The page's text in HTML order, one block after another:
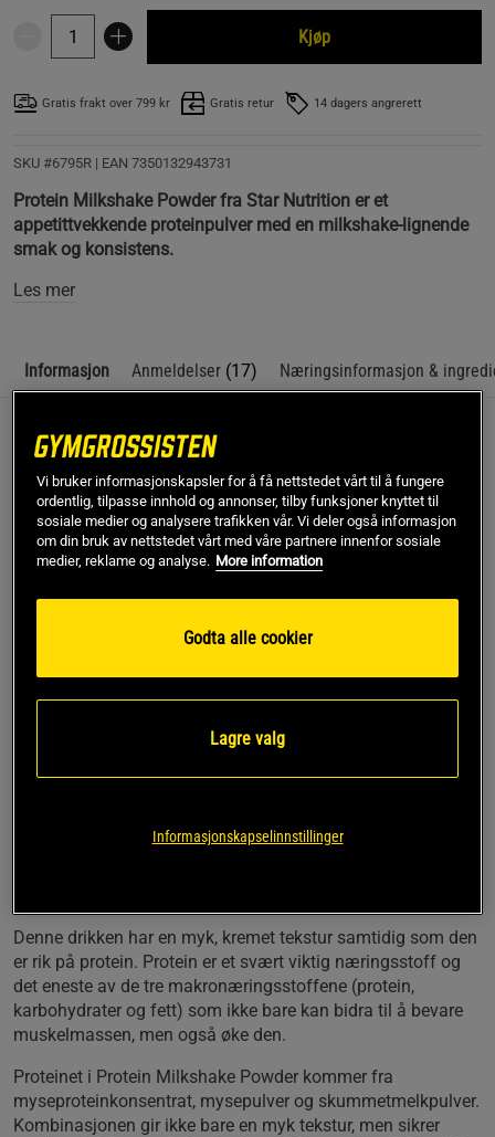
Kjøp
Gratis frakt over 799 kr Gratis retur 14 dagers angrerett
SKU #6795R | EAN 7350132943731
Protein Milkshake Powder fra Star Nutrition er et
appetittvekkende proteinpulver med en milkshake-lignende
smak og konsistens.
Les mer
Informasjon Anmeldelser (17) Næringsinformasjon &
Protein Milkshake Powder er for de som ønsker et
høyt proteininnhold. Hver porsjon er ren nytelse. Et
proteinpulver for en matbit eller etter trening.
• Delikatessprotein
• 20 g protein per shake
Et delikatesseprotein for livsnyteren.
Star Nutrition. Dette er et rent proteinpulver som er utviklet
for de som vil ha noe mer, det litte ekstra. Dette
finnes i en milkshake.
Denne drikken har en myk, kremet tekstur samtidig som den
er rik på protein. Protein er et svært viktig næringsstoff og
det eneste av de tre makronæringsstoffene (protein,
karbohydrater og fett) som ikke bare kan bidra til å bevare
muskelmassen, men også øke den.
Proteinet i Protein Milkshake Powder kommer fra
myseproteinkonsentrat, mysepulver og skummetmelkpulver.
Kombinasjonen gir ikke bare en myk tekstur, men sikrer
Vi bruker informasjonskapsler for å få nettstedet vårt til å fungere
ordentlig, tilpasse innhold og annonser, tilby funksjoner knyttet til
sosiale medier og analysere trafikken vår. Vi deler også informasjon
om din bruk av nettstedet vårt med våre partnere innenfor sosiale
medier, reklame og analyse. More information
Godta alle cookier
Lagre valg
Informasjonskapselinnstillinger